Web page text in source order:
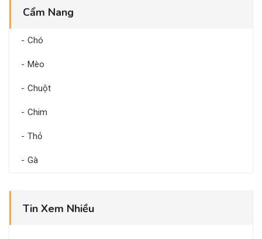
Cẩm Nang
Chó
Mèo
Chuột
Chim
Thỏ
Gà
Tin Xem Nhiều